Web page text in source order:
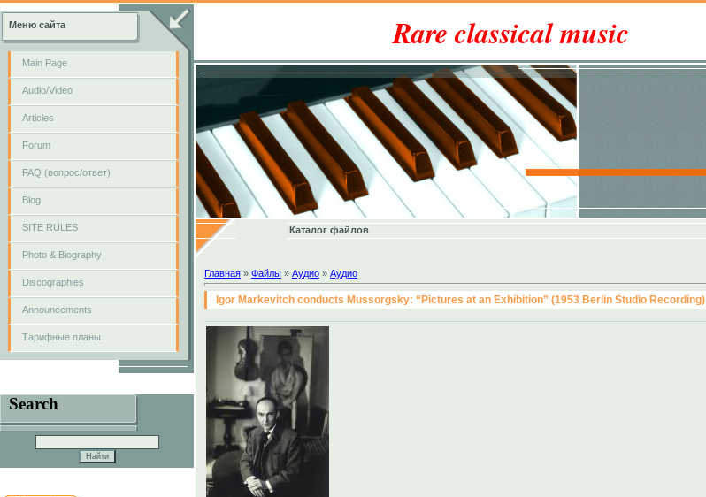
Меню сайта
Main Page
Audio/Video
Articles
Forum
FAQ (вопрос/ответ)
Blog
SITE RULES
Photo & Biography
Discographies
Announcements
Тарифные планы
Search
Rare classical music
Каталог файлов
Главная » Файлы » Аудио » Аудио
Igor Markevitch conducts Mussorgsky: “Pictures at an Exhibition” (1953 Berlin Studio Recording)